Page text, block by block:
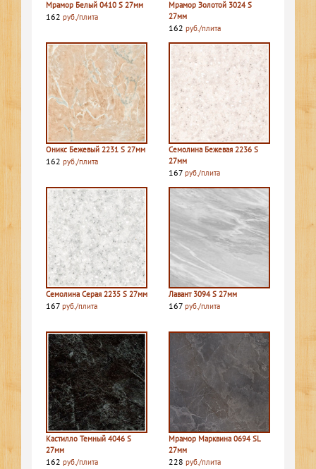
Мрамор Белый 0410 S 27мм
162 руб./плита
Мрамор Золотой 3024 S
27мм
162 руб./плита
Оникс Бежевый 2231 S 27мм
162 руб./плита
Семолина Бежевая 2236 S
27мм
167 руб./плита
Семолина Серая 2235 S 27мм
167 руб./плита
Лавант 3094 S 27мм
167 руб./плита
Кастилло Темный 4046 S
27мм
162 руб./плита
Мрамор Марквина 0694 SL
27мм
228 руб./плита